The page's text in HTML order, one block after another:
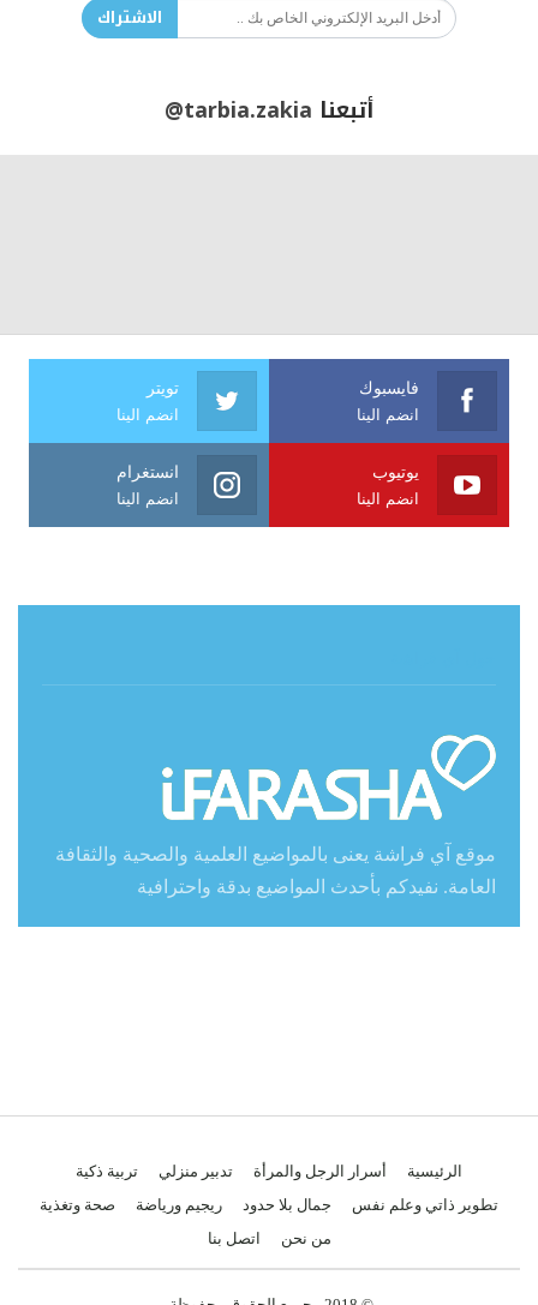
الاشتراك
أتبعنا @tarbia.zakia
فايسبوك
انضم الينا
تويتر
انضم الينا
يوتيوب
انضم الينا
انستغرام
انضم الينا
موقع آي فراشة يعنى بالمواضيع العلمية والصحية والثقافة
العامة. نفيدكم بأحدث المواضيع بدقة واحترافية
الرئيسية أسرار الرجل والمرأة تدبير منزلي
تربية ذكية
تطوير ذاتي وعلم نفس
جمال بلا حدود ريجيم ورياضة
صحة وتغذية
من نحن
اتصل بنا